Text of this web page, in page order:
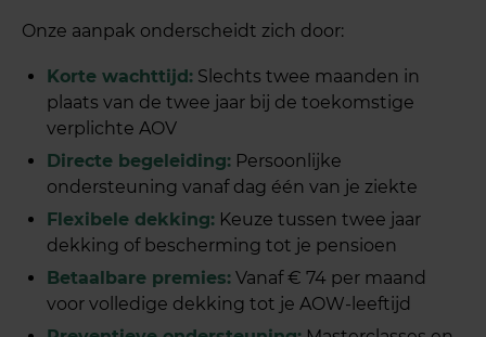
Onze aanpak onderscheidt zich door:
Korte wachttijd: Slechts twee maanden in
plaats van de twee jaar bij de toekomstige
verplichte AOV
Directe begeleiding: Persoonlijke
ondersteuning vanaf dag één van je ziekte
Flexibele dekking: Keuze tussen twee jaar
dekking of bescherming tot je pensioen
Betaalbare premies: Vanaf € 74 per maand
voor volledige dekking tot je AOW-leeftijd